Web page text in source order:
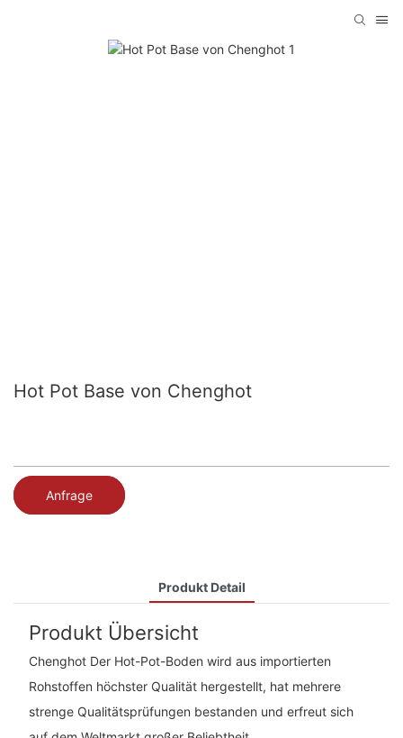
Hot Pot Base von Chenghot
Anfrage
Produkt Detail
Produkt Übersicht
Chenghot Der Hot-Pot-Boden wird aus importierten
Rohstoffen höchster Qualität hergestellt, hat mehrere
strenge Qualitätsprüfungen bestanden und erfreut sich